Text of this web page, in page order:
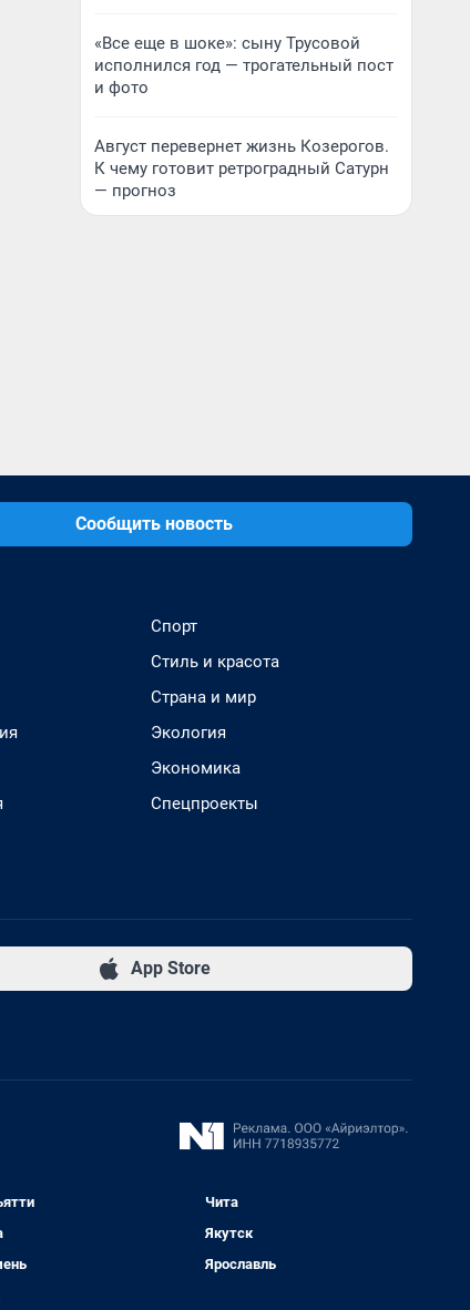
«Все еще в шоке»: сыну Трусовой
исполнился год — трогательный пост
и фото
Август перевернет жизнь Козерогов.
К чему готовит ретроградный Сатурн
— прогноз
Сообщить новость
Спорт
Стиль и красота
Страна и мир
Экология
Экономика
Спецпроекты
App Store
Чита
Якутск
Ярославль